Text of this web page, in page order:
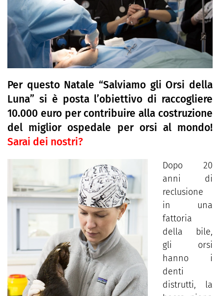
Per questo Natale “Salviamo gli Orsi della
Luna” si è posta l’obiettivo di raccogliere
10.000 euro per contribuire alla costruzione
del miglior ospedale per orsi al mondo!
Sarai dei nostri?
Dopo 20
anni di
reclusione
in una
fattoria
della bile,
gli orsi
hanno i
denti
distrutti, la